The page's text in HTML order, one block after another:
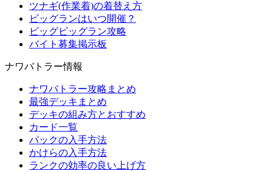
ツナギ(作業着)の着替え方
ビッグランはいつ開催？
ビッグビッグラン攻略
バイト募集掲示板
ナワバトラー情報
ナワバトラー攻略まとめ
最強デッキまとめ
デッキの組み方とおすすめ
カード一覧
パックの入手方法
かけらの入手方法
ランクの効率の良い上げ方